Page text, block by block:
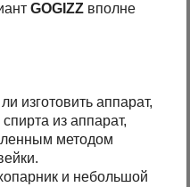
GOGIZZ вполне
изготовить аппарат,
из аппарат,
методом
и небольшой